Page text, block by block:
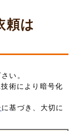
頼は
い。
術により暗号化
に基づき、大切に